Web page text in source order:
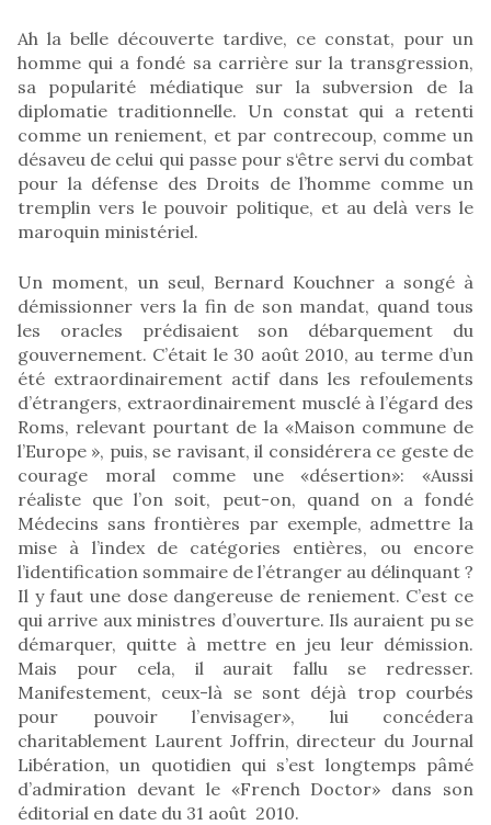
Ah la belle découverte tardive, ce constat, pour un
homme qui a fondé sa carrière sur la transgression,
sa popularité médiatique sur la subversion de la
diplomatie traditionnelle. Un constat qui a retenti
comme un reniement, et par contrecoup, comme un
désaveu de celui qui passe pour s‘être servi du combat
pour la défense des Droits de l’homme comme un
tremplin vers le pouvoir politique, et au delà vers le
maroquin ministériel.
Un moment, un seul, Bernard Kouchner a songé à
démissionner vers la fin de son mandat, quand tous
les oracles prédisaient son débarquement du
gouvernement. C’était le 30 août 2010, au terme d’un
été extraordinairement actif dans les refoulements
d’étrangers, extraordinairement musclé à l’égard des
Roms, relevant pourtant de la «Maison commune de
l’Europe », puis, se ravisant, il considérera ce geste de
courage moral comme une «désertion»: «Aussi
réaliste que l’on soit, peut-on, quand on a fondé
Médecins sans frontières par exemple, admettre la
mise à l’index de catégories entières, ou encore
l’identification sommaire de l’étranger au délinquant ?
Il y faut une dose dangereuse de reniement. C’est ce
qui arrive aux ministres d’ouverture. Ils auraient pu se
démarquer, quitte à mettre en jeu leur démission.
Mais pour cela, il aurait fallu se redresser.
Manifestement, ceux-là se sont déjà trop courbés
pour pouvoir l’envisager», lui concédera
charitablement Laurent Joffrin, directeur du Journal
Libération, un quotidien qui s’est longtemps pâmé
d’admiration devant le «French Doctor» dans son
éditorial en date du 31 août 2010.